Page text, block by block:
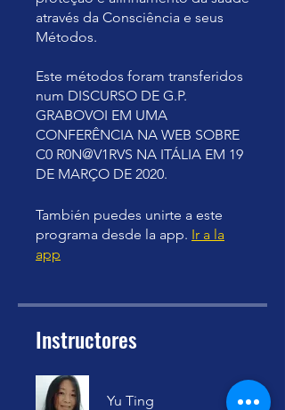
através da Consciência e seus
Métodos.
Este métodos foram transferidos
num DISCURSO DE G.P.
GRABOVOI EM UMA
CONFERÊNCIA NA WEB SOBRE
C0 R0N@V1RVS NA ITÁLIA EM 19
DE MARÇO DE 2020.
También puedes unirte a este
programa desde la app. Ir a la
app
Instructores
Yu Ting